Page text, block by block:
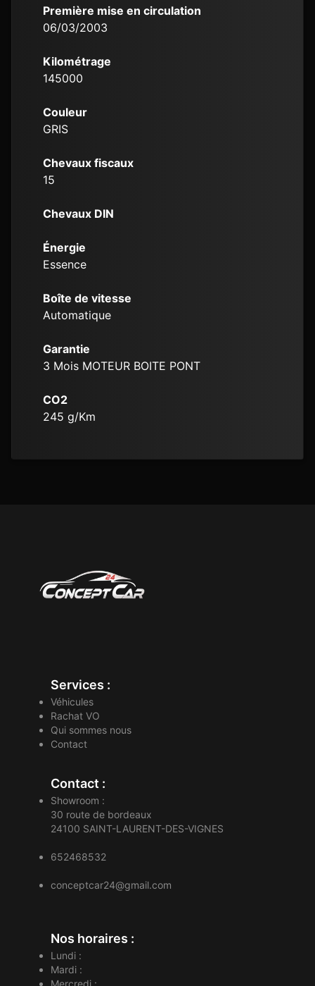
Première mise en circulation
06/03/2003
Kilométrage
145000
Couleur
GRIS
Chevaux fiscaux
15
Chevaux DIN
Énergie
Essence
Boîte de vitesse
Automatique
Garantie
3 Mois MOTEUR BOITE PONT
CO2
245 g/Km
Services :
Véhicules
Rachat VO
Qui sommes nous
Contact
Contact :
Showroom :
30 route de bordeaux
24100 SAINT-LAURENT-DES-VIGNES
652468532
conceptcar24@gmail.com
Nos horaires :
Lundi :
Mardi :